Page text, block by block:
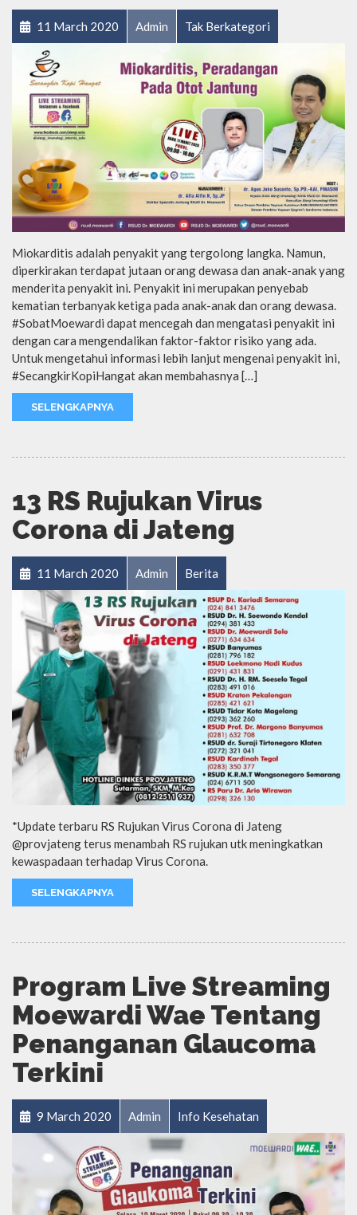
11 March 2020 Admin Tak Berkategori
Miokarditis adalah penyakit yang tergolong langka. Namun,
diperkirakan terdapat jutaan orang dewasa dan anak-anak yang
menderita penyakit ini. Penyakit ini merupakan penyebab
kematian terbanyak ketiga pada anak-anak dan orang dewasa.
#SobatMoewardi dapat mencegah dan mengatasi penyakit ini
dengan cara mengendalikan faktor-faktor risiko yang ada.
Untuk mengetahui informasi lebih lanjut mengenai penyakit ini,
#SecangkirKopiHangat akan membahasnya […]
SELENGKAPNYA
13 RS Rujukan Virus
Corona di Jateng
11 March 2020 Admin Berita
*Update terbaru RS Rujukan Virus Corona di Jateng
@provjateng terus menambah RS rujukan utk meningkatkan
kewaspadaan terhadap Virus Corona.
SELENGKAPNYA
Program Live Streaming
Moewardi Wae Tentang
Penanganan Glaucoma
Terkini
9 March 2020 Admin Info Kesehatan